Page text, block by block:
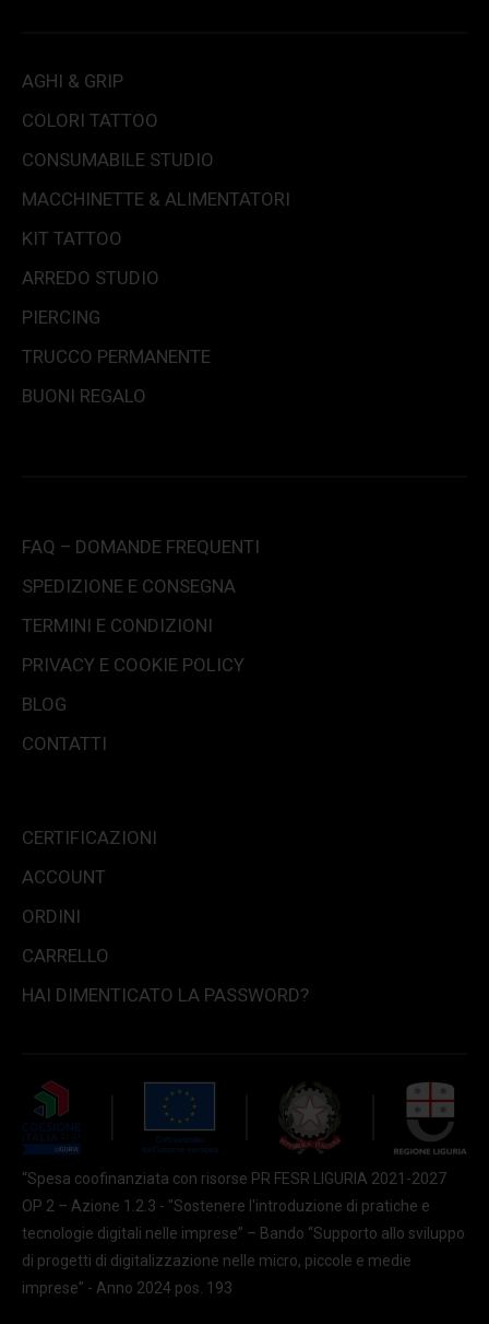
AGHI & GRIP
COLORI TATTOO
CONSUMABILE STUDIO
MACCHINETTE & ALIMENTATORI
KIT TATTOO
ARREDO STUDIO
PIERCING
TRUCCO PERMANENTE
BUONI REGALO
FAQ – DOMANDE FREQUENTI
SPEDIZIONE E CONSEGNA
TERMINI E CONDIZIONI
PRIVACY E COOKIE POLICY
BLOG
CONTATTI
CERTIFICAZIONI
ACCOUNT
ORDINI
CARRELLO
HAI DIMENTICATO LA PASSWORD?
“Spesa coofinanziata con risorse PR FESR LIGURIA 2021-2027
OP 2 – Azione 1.2.3 - "Sostenere l'introduzione di pratiche e
tecnologie digitali nelle imprese” – Bando “Supporto allo sviluppo
di progetti di digitalizzazione nelle micro, piccole e medie
imprese” - Anno 2024 pos. 193